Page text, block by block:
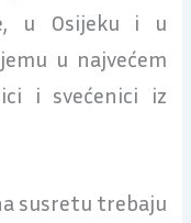
u Osijeku i u
u najvećem
i svećenici iz
susretu trebaju